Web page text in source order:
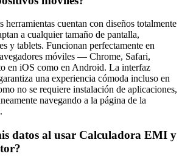
herramientas cuentan con diseños totalmente
a cualquier tamaño de pantalla,
y tablets. Funcionan perfectamente en
móviles — Chrome, Safari,
en iOS como en Android. La interfaz
una experiencia cómoda incluso en
no se requiere instalación de aplicaciones,
navegando a la página de la
datos al usar Calculadora EMI y